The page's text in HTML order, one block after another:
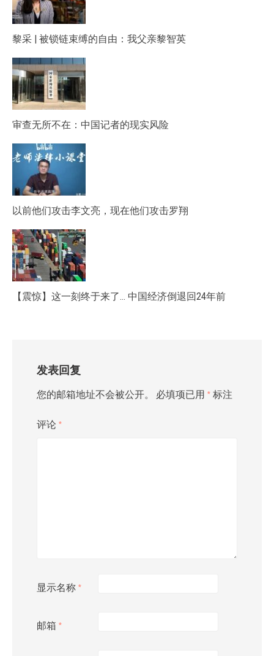
黎采 | 被锁链束缚的自由：我父亲黎智英
审查无所不在：中国记者的现实风险
以前他们攻击李文亮，现在他们攻击罗翔
【震惊】这一刻终于来了… 中国经济倒退回24年前
发表回复
您的邮箱地址不会被公开。 必填项已用 * 标注
评论 *
显示名称 *
邮箱 *